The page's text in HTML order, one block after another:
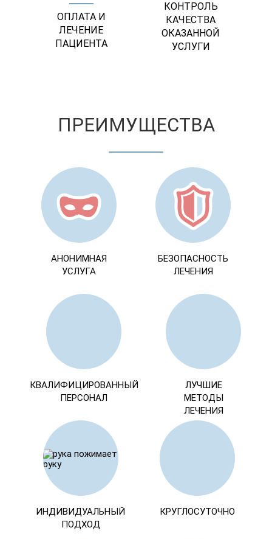
ОПЛАТА И
ЛЕЧЕНИЕ
ПАЦИЕНТА
КОНТРОЛЬ
КАЧЕСТВА
ОКАЗАННОЙ
УСЛУГИ
ПРЕИМУЩЕСТВА
АНОНИМНАЯ
УСЛУГА
БЕЗОПАСНОСТЬ
ЛЕЧЕНИЯ
КВАЛИФИЦИРОВАННЫЙ
ПЕРСОНАЛ
ЛУЧШИЕ
МЕТОДЫ
ЛЕЧЕНИЯ
ИНДИВИДУАЛЬНЫЙ
ПОДХОД
КРУГЛОСУТОЧНО